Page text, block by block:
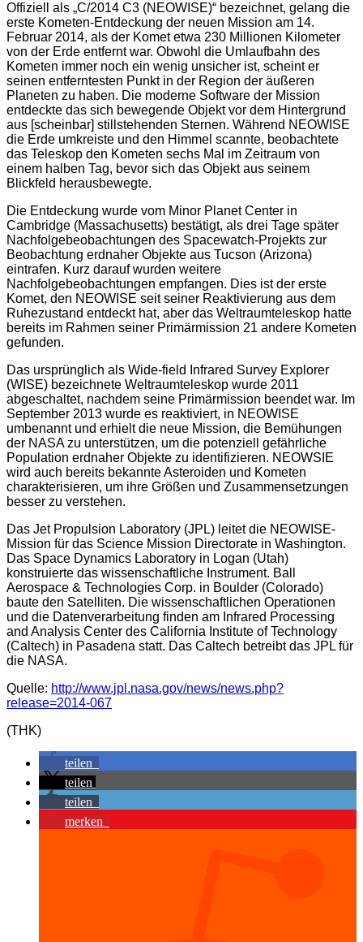
Offiziell als „C/2014 C3 (NEOWISE)“ bezeichnet, gelang die
erste Kometen-Entdeckung der neuen Mission am 14.
Februar 2014, als der Komet etwa 230 Millionen Kilometer
von der Erde entfernt war. Obwohl die Umlaufbahn des
Kometen immer noch ein wenig unsicher ist, scheint er
seinen entferntesten Punkt in der Region der äußeren
Planeten zu haben. Die moderne Software der Mission
entdeckte das sich bewegende Objekt vor dem Hintergrund
aus [scheinbar] stillstehenden Sternen. Während NEOWISE
die Erde umkreiste und den Himmel scannte, beobachtete
das Teleskop den Kometen sechs Mal im Zeitraum von
einem halben Tag, bevor sich das Objekt aus seinem
Blickfeld herausbewegte.
Die Entdeckung wurde vom Minor Planet Center in
Cambridge (Massachusetts) bestätigt, als drei Tage später
Nachfolgebeobachtungen des Spacewatch-Projekts zur
Beobachtung erdnaher Objekte aus Tucson (Arizona)
eintrafen. Kurz darauf wurden weitere
Nachfolgebeobachtungen empfangen. Dies ist der erste
Komet, den NEOWISE seit seiner Reaktivierung aus dem
Ruhezustand entdeckt hat, aber das Weltraumteleskop hatte
bereits im Rahmen seiner Primärmission 21 andere Kometen
gefunden.
Das ursprünglich als Wide-field Infrared Survey Explorer
(WISE) bezeichnete Weltraumteleskop wurde 2011
abgeschaltet, nachdem seine Primärmission beendet war. Im
September 2013 wurde es reaktiviert, in NEOWISE
umbenannt und erhielt die neue Mission, die Bemühungen
der NASA zu unterstützen, um die potenziell gefährliche
Population erdnaher Objekte zu identifizieren. NEOWSIE
wird auch bereits bekannte Asteroiden und Kometen
charakterisieren, um ihre Größen und Zusammensetzungen
besser zu verstehen.
Das Jet Propulsion Laboratory (JPL) leitet die NEOWISE-
Mission für das Science Mission Directorate in Washington.
Das Space Dynamics Laboratory in Logan (Utah)
konstruierte das wissenschaftliche Instrument. Ball
Aerospace & Technologies Corp. in Boulder (Colorado)
baute den Satelliten. Die wissenschaftlichen Operationen
und die Datenverarbeitung finden am Infrared Processing
and Analysis Center des California Institute of Technology
(Caltech) in Pasadena statt. Das Caltech betreibt das JPL für
die NASA.
Quelle: http://www.jpl.nasa.gov/news/news.php?
release=2014-067
(THK)
teilen
teilen
teilen
merken